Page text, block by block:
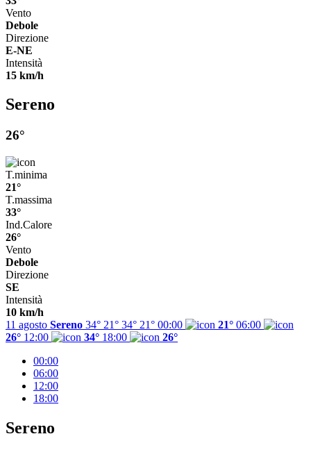
Vento
Debole
Direzione
E-NE
Intensità
15 km/h
Sereno
26°
T.minima
21°
T.massima
33°
Ind.Calore
26°
Vento
Debole
Direzione
SE
Intensità
10 km/h
11 agosto Sereno 34° 21° 34° 21° 00:00 21° 06:00
26° 12:00 34° 18:00
26°
00:00
06:00
12:00
18:00
Sereno